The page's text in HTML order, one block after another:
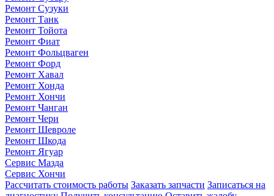
Ремонт Сузуки
Ремонт Танк
Ремонт Тойота
Ремонт Фиат
Ремонт Фольцваген
Ремонт Форд
Ремонт Хавал
Ремонт Хонда
Ремонт Хончи
Ремонт Чанган
Ремонт Чери
Ремонт Шевроле
Ремонт Шкода
Ремонт Ягуар
Сервис Мазда
Сервис Хончи
Рассчитать стоимость работы Заказать запчасти Записаться на